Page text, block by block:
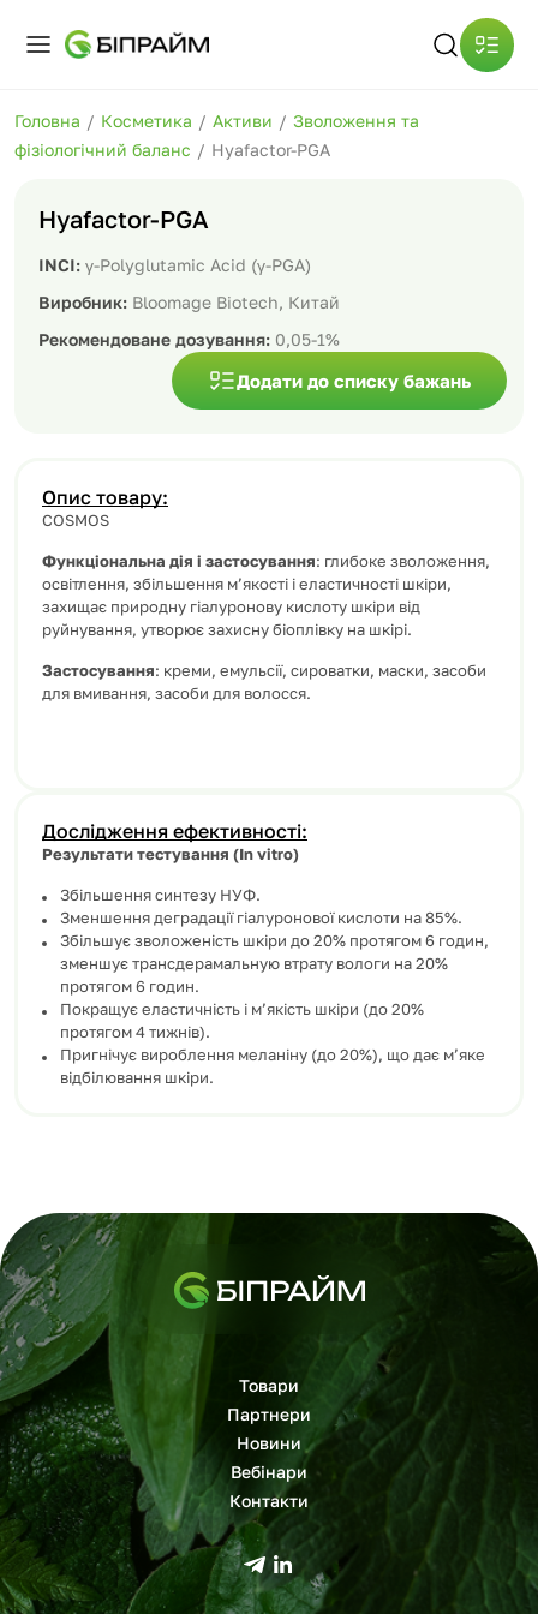
Головна / Косметика / Активи / Зволоження та
фізіологічний баланс / Hyafactor-PGA
Hyafactor-PGA
INCI: γ-Polyglutamic Acid (γ-PGA)
Виробник: Bloomage Biotech, Китай
Рекомендоване дозування: 0,05-1%
Додати до списку бажань
Опис товару:
COSMOS
Функціональна дія і застосування: глибоке зволоження,
освітлення, збільшення м’якості і еластичності шкіри,
захищає природну гіалуронову кислоту шкіри від
руйнування, утворює захисну біоплівку на шкірі.
Застосування: креми, емульсії, сироватки, маски, засоби
для вмивання, засоби для волосся.
Дослідження ефективності:
Результати тестування (In vitro)
Збільшення синтезу НУФ.
Зменшення деградації гіалуронової кислоти на 85%.
Збільшує зволоженість шкіри до 20% протягом 6 годин,
зменшує трансдерамальную втрату вологи на 20%
протягом 6 годин.
Покращує еластичність і м’якість шкіри (до 20%
протягом 4 тижнів).
Пригнічує вироблення меланіну (до 20%), що дає м’яке
відбілювання шкіри.
Товари
Партнери
Новини
Вебінари
Контакти